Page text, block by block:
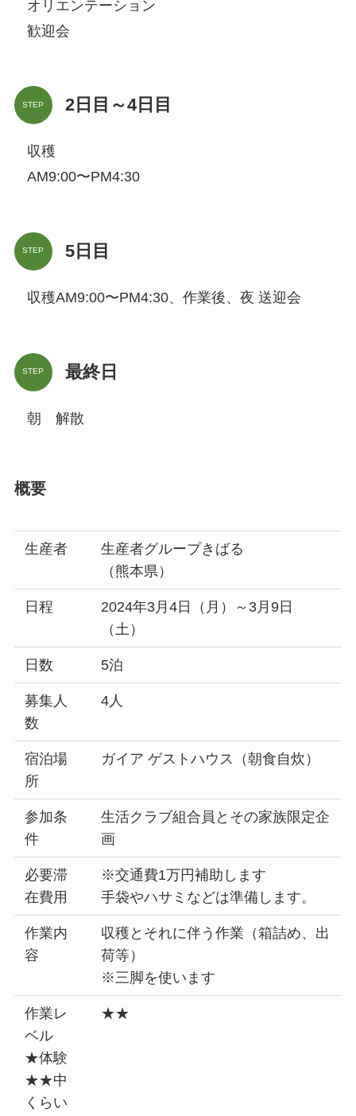
オリエンテーション
歓迎会
STEP 2日目～4日目
収穫
AM9:00〜PM4:30
STEP 5日目
収穫AM9:00〜PM4:30、作業後、夜 送迎会
STEP 最終日
朝 解散
概要
生産者
生産者グループきばる
（熊本県）
日程
2024年3月4日（月）～3月9日
（土）
日数 5泊
募集人
数
4人
宿泊場
所
ガイア ゲストハウス（朝食自炊）
参加条
件
生活クラブ組合員とその家族限定企
画
必要滞
在費用
※交通費1万円補助します
手袋やハサミなどは準備します。
作業内
容
収穫とそれに伴う作業（箱詰め、出
荷等）
※三脚を使います
作業レ
ベル
★体験
★★中
くらい
★★